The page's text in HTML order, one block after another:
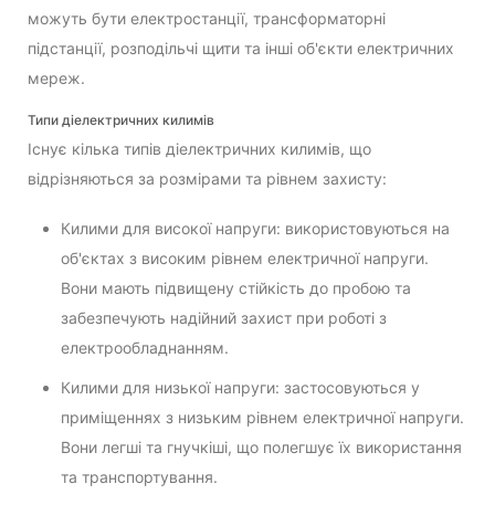
можуть бути електростанції, трансформаторні
підстанції, розподільчі щити та інші об'єкти електричних
мереж.
Типи діелектричних килимів
Існує кілька типів діелектричних килимів, що
відрізняються за розмірами та рівнем захисту:
Килими для високої напруги: використовуються на
об'єктах з високим рівнем електричної напруги.
Вони мають підвищену стійкість до пробою та
забезпечують надійний захист при роботі з
електрообладнанням.
Килими для низької напруги: застосовуються у
приміщеннях з низьким рівнем електричної напруги.
Вони легші та гнучкіші, що полегшує їх використання
та транспортування.